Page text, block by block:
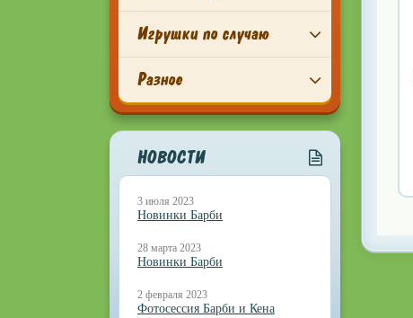
Игрушки по случаю
Разное
НОВОСТИ
3 июля 2023
Новинки Барби
28 марта 2023
Новинки Барби
2 февраля 2023
Фотосессия Барби и Кена